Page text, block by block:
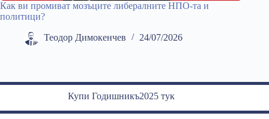
Как ви промиват мозъците либералните НПО-та и
политици?
Теодор Димокенчев 24/07/2026
Купи Годишникъ2025 тук